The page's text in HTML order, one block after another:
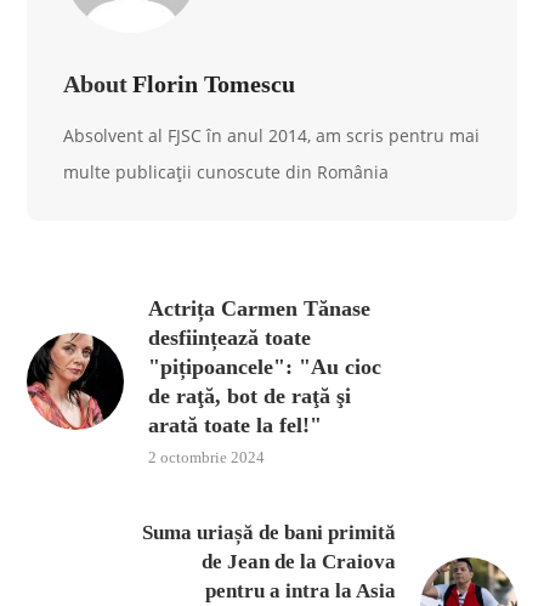
About Florin Tomescu
Absolvent al FJSC în anul 2014, am scris pentru mai
multe publicații cunoscute din România
Actrița Carmen Tănase
desființează toate
"pițipoancele": "Au cioc
de raţă, bot de raţă şi
arată toate la fel!"
2 octombrie 2024
Suma uriașă de bani primită
de Jean de la Craiova
pentru a intra la Asia